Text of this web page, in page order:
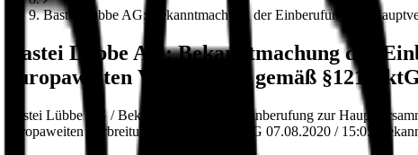
Bastei Lübbe AG: Bekanntmachung der Einberufung zur
Bastei Lübbe AG: Bekanntmachung der
europaweiten Verbreitung gemäß §121
Bastei Lübbe AG / Bekanntmachung der Einberufung zur
europaweiten Verbreitung gemäß §121 AktG 07.08.2020 / 15:05